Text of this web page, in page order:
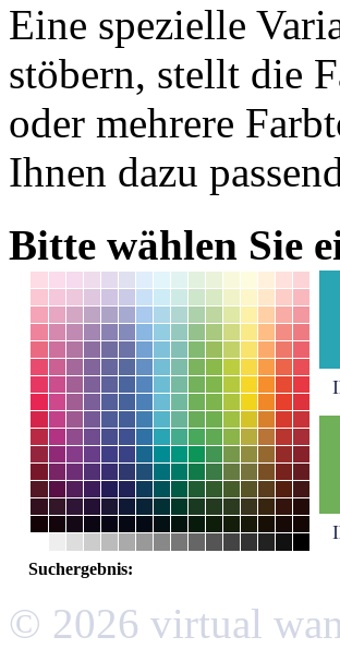
Eine spezielle
stöbern, stellt die
oder mehrere
Ihnen dazu
Bitte wählen Sie
Suchergebnis:
© 2026 virtual